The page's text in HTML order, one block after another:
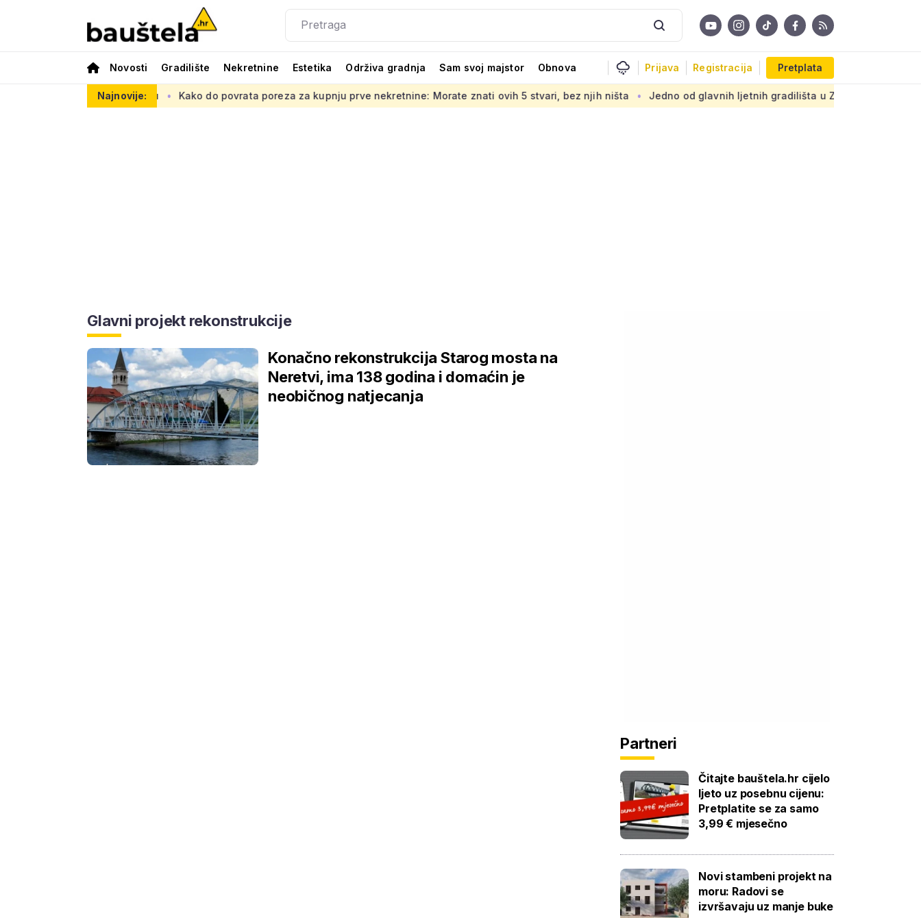
Novosti Gradilište Nekretnine Estetika Održiva gradnja Sam svoj majstor Obnova Prijava Registracija Pretplata
Najnovije:
Kako do povrata poreza za kupnju prve nekretnine: Morate znati ovih 5 stvari, bez njih ništa Jedno od glavnih ljetnih gradilišta u Zagrebu: Novi armirani beton
Glavni projekt rekonstrukcije
Konačno rekonstrukcija Starog mosta na
Neretvi, ima 138 godina i domaćin je
neobičnog natjecanja
Partneri
Čitajte bauštela.hr cijelo
ljeto uz posebnu cijenu:
Pretplatite se za samo
3,99 € mjesečno
Novi stambeni projekt na
moru: Radovi se
izvršavaju uz manje buke